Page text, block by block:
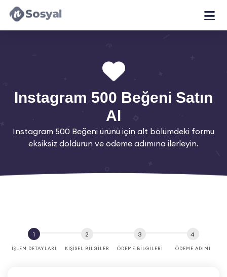
Instagram 500 Beğeni Satın
Al
Instagram 500 Beğeni ürünü için alt bölümdeki formu
eksiksiz doldurun ve ödeme adımına ilerleyin.
İŞLEM DETAYLARI KIŞISEL BILGILER ÖDEME BILGILERI ÖDEME ADIMI